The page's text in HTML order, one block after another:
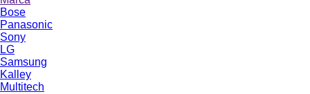
Bose
Panasonic
Sony
LG
Samsung
Kalley
Multitech